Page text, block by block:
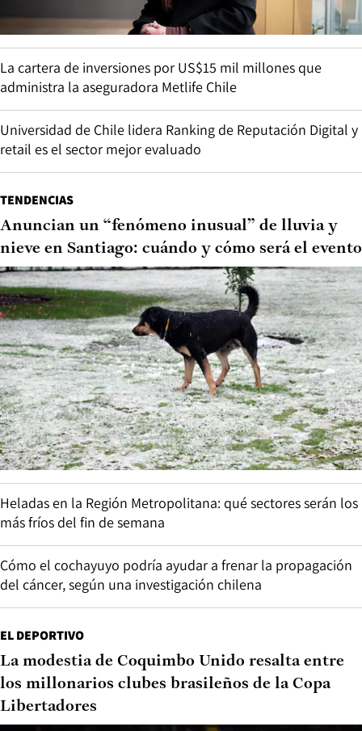
La cartera de inversiones por US$15 mil millones que
administra la aseguradora Metlife Chile
Universidad de Chile lidera Ranking de Reputación Digital y
retail es el sector mejor evaluado
TENDENCIAS
Anuncian un “fenómeno inusual” de lluvia y
nieve en Santiago: cuándo y cómo será el evento
Heladas en la Región Metropolitana: qué sectores serán los
más fríos del fin de semana
Cómo el cochayuyo podría ayudar a frenar la propagación
del cáncer, según una investigación chilena
EL DEPORTIVO
La modestia de Coquimbo Unido resalta entre
los millonarios clubes brasileños de la Copa
Libertadores